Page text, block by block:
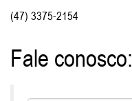
(47) 3375-2154
Fale conosco: